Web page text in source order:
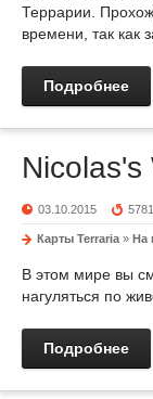
Террарии.
времени, так как
Подробнее
Nicolas's
03.10.2015 5781
Карты Terraria » На
В этом мире вы
нагуляться по
Подробнее